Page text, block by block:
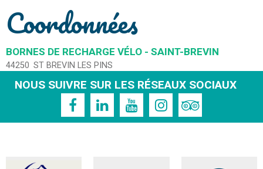
Coordonnées
BORNES DE RECHARGE VÉLO - SAINT-BREVIN
44250 ST BREVIN LES PINS
NOUS SUIVRE SUR LES RÉSEAUX SOCIAUX